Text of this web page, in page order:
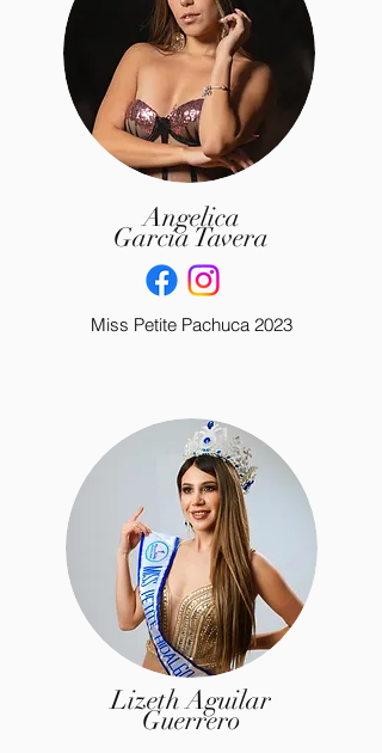
Angelica
García Tavera
Miss Petite Pachuca 2023
Lizeth Aguilar
Guerrero